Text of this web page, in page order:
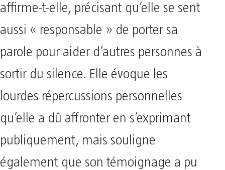
affirme-t-elle, précisant qu’elle se sent
aussi « responsable » de porter sa
parole pour aider d’autres personnes à
sortir du silence. Elle évoque les
lourdes répercussions personnelles
qu’elle a dû affronter en s’exprimant
publiquement, mais souligne
également que son témoignage a pu